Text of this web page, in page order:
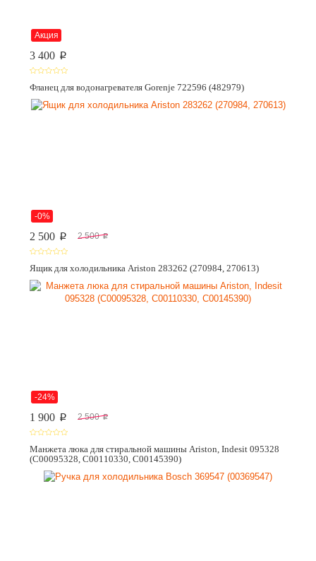
Акция
3 400 p
Фланец для водонагревателя Gorenje 722596 (482979)
-0%
2 500 p 2 500 p
Ящик для холодильника Ariston 283262 (270984, 270613)
-24%
1 900 p 2 500 p
Манжета люка для стиральной машины Ariston, Indesit 095328
(C00095328, C00110330, C00145390)